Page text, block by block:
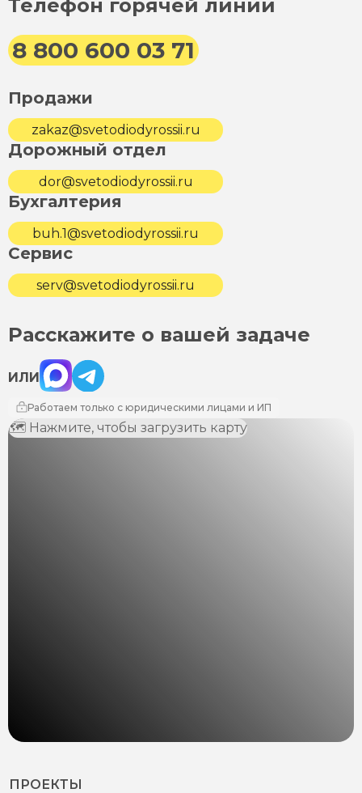
Телефон горячей линии
8 800 600 03 71
Продажи
zakaz@svetodiodyrossii.ru
Дорожный отдел
dor@svetodiodyrossii.ru
Бухгалтерия
buh.1@svetodiodyrossii.ru
Сервис
serv@svetodiodyrossii.ru
Расскажите о вашей задаче
ИЛИ
Max Telegram
Работаем только с юридическими лицами и ИП
🗺 Нажмите, чтобы загрузить карту
ПРОЕКТЫ